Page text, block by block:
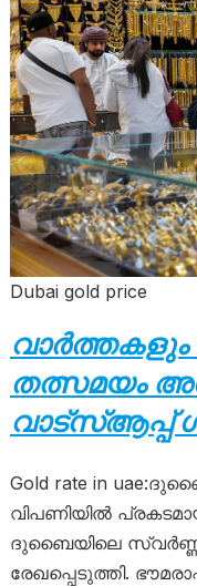
Dubai gold price
വാർത്തകളും
തത്സമയം
വാട്സ്ആപ്പ്
Gold rate in
വിപണിയിൽ
ദുബൈയിലെ സ്വർണ്ണ
രേഖപ്പെടുത്തി.